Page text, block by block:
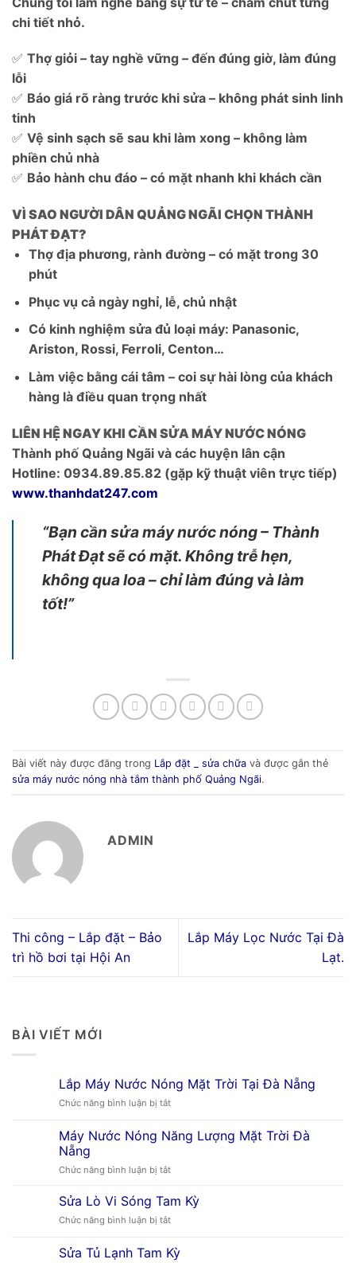
chi tiết nhỏ.
✅ Thợ giỏi – tay nghề vững – đến đúng giờ, làm đúng
lỗi
✅ Báo giá rõ ràng trước khi sửa – không phát sinh linh
tinh
✅ Vệ sinh sạch sẽ sau khi làm xong – không làm
phiền chủ nhà
✅ Bảo hành chu đáo – có mặt nhanh khi khách cần
VÌ SAO NGƯỜI DÂN QUẢNG NGÃI CHỌN THÀNH
PHÁT ĐẠT?
Thợ địa phương, rành đường – có mặt trong 30
phút
Phục vụ cả ngày nghỉ, lễ, chủ nhật
Có kinh nghiệm sửa đủ loại máy: Panasonic,
Ariston, Rossi, Ferroli, Centon…
Làm việc bằng cái tâm – coi sự hài lòng của khách
hàng là điều quan trọng nhất
LIÊN HỆ NGAY KHI CẦN SỬA MÁY NƯỚC NÓNG
Thành phố Quảng Ngãi và các huyện lân cận
Hotline: 0934.89.85.82 (gặp kỹ thuật viên trực tiếp)
www.thanhdat247.com
“Bạn cần sửa máy nước nóng – Thành
Phát Đạt sẽ có mặt. Không trễ hẹn,
không qua loa – chỉ làm đúng và làm
tốt!”
Bài viết này được đăng trong Lắp đặt _ sửa chữa và được gắn thẻ
sửa máy nước nóng nhà tắm thành phố Quảng Ngãi.
ADMIN
Thi công – Lắp đặt – Bảo
trì hồ bơi tại Hội An
Lắp Máy Lọc Nước Tại Đà
Lạt.
BÀI VIẾT MỚI
Lắp Máy Nước Nóng Mặt Trời Tại Đà Nẵng
Chức năng bình luận bị tắtở
Máy
Nước
Mặt
Tại
Nẵng
Máy Nước Nóng Năng Lượng Mặt Trời Đà
Nẵng
Chức năng bình luận bị tắtở
Nước
Nóng
Năng
Mặt
Sửa Lò Vi Sóng Tam Kỳ
Chức năng bình luận bị tắtở
Lò
Vi
Sửa Tủ Lạnh Tam Kỳ